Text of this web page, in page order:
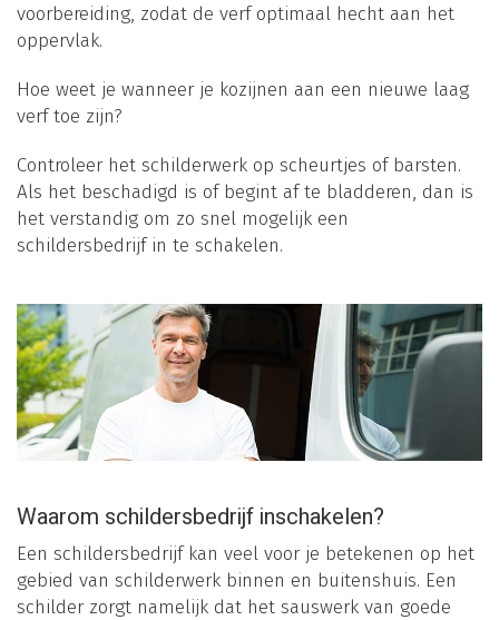
voorbereiding, zodat de verf optimaal hecht aan het
oppervlak.
Hoe weet je wanneer je kozijnen aan een nieuwe laag
verf toe zijn?
Controleer het schilderwerk op scheurtjes of barsten.
Als het beschadigd is of begint af te bladderen, dan is
het verstandig om zo snel mogelijk een
schildersbedrijf in te schakelen.
Waarom schildersbedrijf inschakelen?
Een schildersbedrijf kan veel voor je betekenen op het
gebied van schilderwerk binnen en buitenshuis. Een
schilder zorgt namelijk dat het sauswerk van goede